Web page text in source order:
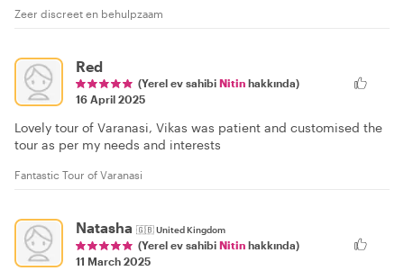
Zeer discreet en behulpzaam
Red
(Yerel ev sahibi Nitin hakkında)
16 April 2025
Lovely tour of Varanasi, Vikas was patient and customised the
tour as per my needs and interests
Fantastic Tour of Varanasi
Natasha 🇬🇧United Kingdom
(Yerel ev sahibi Nitin hakkında)
11 March 2025